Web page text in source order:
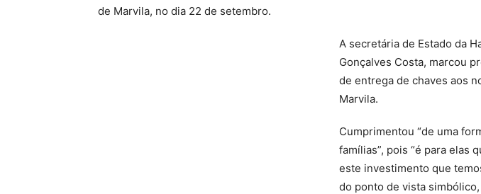
de Marvila, no dia 22 de setembro.
A secretária de Estado da
Gonçalves Costa, marcou
de entrega de chaves aos
Marvila.
Cumprimentou “de uma
famílias”, pois “é para elas
este investimento que
do ponto de vista